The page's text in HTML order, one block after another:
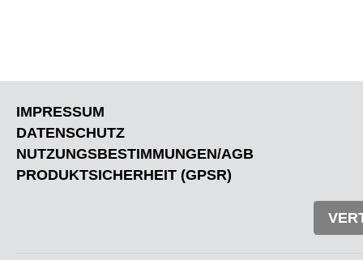
IMPRESSUM
DATENSCHUTZ
NUTZUNGSBESTIMMUNGEN/AGB
PRODUKTSICHERHEIT (GPSR)